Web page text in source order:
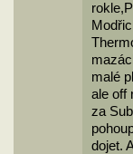
malé
ale off
za
dojet.